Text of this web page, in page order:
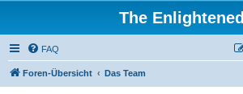
The Enlightened
FAQ
Foren-Übersicht Das Team